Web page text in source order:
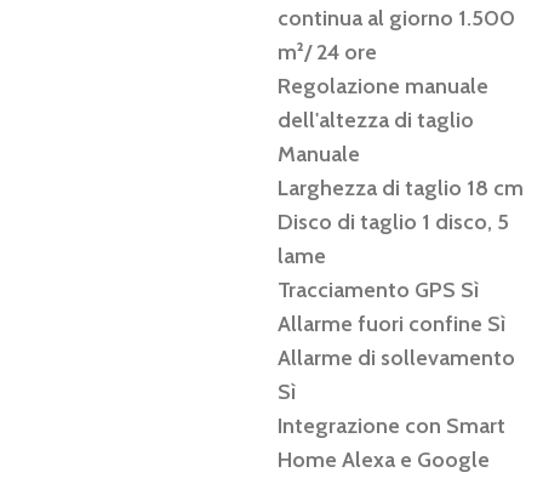
continua al giorno 1.500
m²/ 24 ore
Regolazione manuale
dell'altezza di taglio
Manuale
Larghezza di taglio 18 cm
Disco di taglio 1 disco, 5
lame
Tracciamento GPS Sì
Allarme fuori confine Sì
Allarme di sollevamento
Sì
Integrazione con Smart
Home Alexa e Google